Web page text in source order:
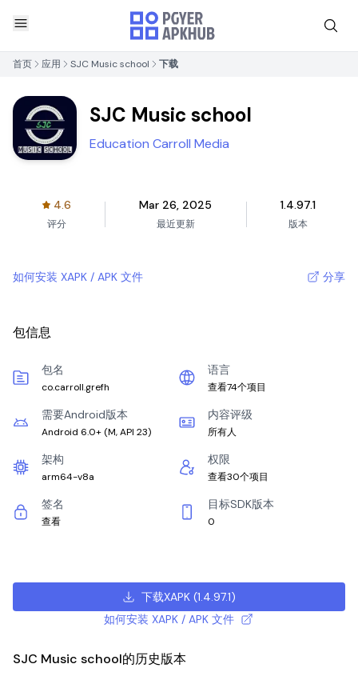
首页 应用 SJC Music school 下载
SJC Music school
Education Carroll Media
4.6
评分
Mar 26, 2025
最近更新
1.4.97.1
版本
如何安装 XAPK / APK 文件 分享
包信息
包名
co.carroll.grefh
语言
查看74个项目
需要Android版本
Android 6.0+ (M, API 23)
内容评级
所有人
架构
arm64-v8a
权限
查看30个项目
签名
查看
目标SDK版本
0
下载XAPK(1.4.97.1)
如何安装 XAPK / APK 文件
SJC Music school的历史版本